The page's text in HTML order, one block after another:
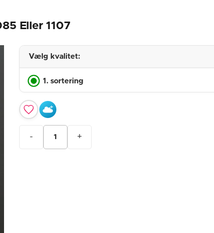
Eller 1107
Vælg kvalitet:
1. sortering
- +